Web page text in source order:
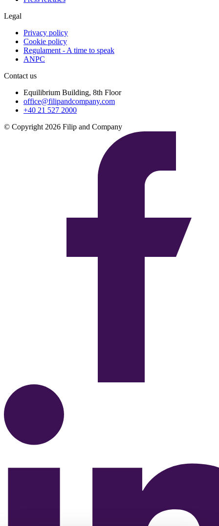
Legal
Privacy policy
Cookie policy
Regulament - A time to speak
ANPC
Contact us
Equilibrium Building, 8th Floor
office@filipandcompany.com
+40 21 527 2000
© Copyright 2026 Filip and Company